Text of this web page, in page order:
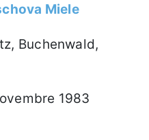
Miele
1983